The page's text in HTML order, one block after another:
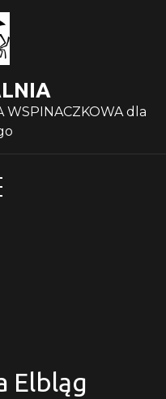
WSPINACZKOWA dla
Elbląg